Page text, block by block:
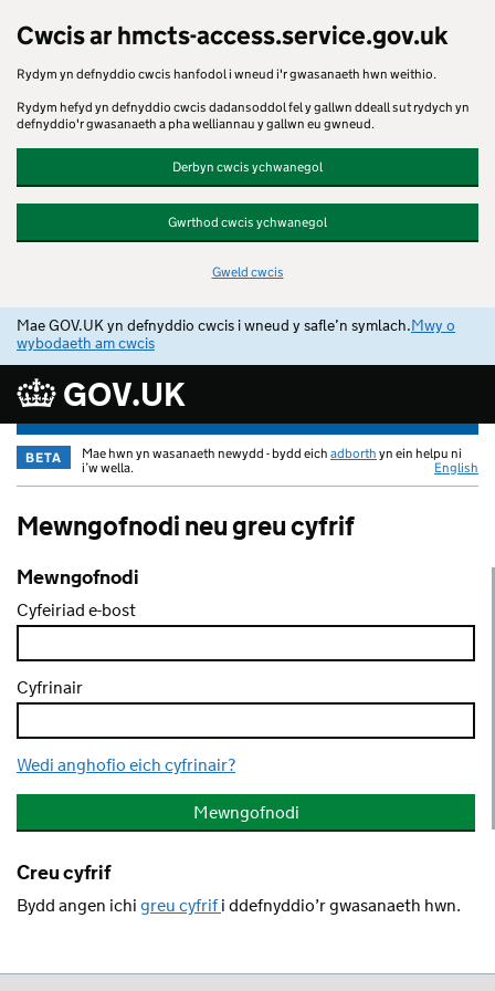
Cwcis ar hmcts-access.service.gov.uk
Rydym yn defnyddio cwcis hanfodol i wneud i'r gwasanaeth hwn weithio.
Rydym hefyd yn defnyddio cwcis dadansoddol fel y gallwn ddeall sut rydych yn
defnyddio'r gwasanaeth a pha welliannau y gallwn eu gwneud.
Derbyn cwcis ychwanegol
Gwrthod cwcis ychwanegol
Gweld cwcis
Mae GOV.UK yn defnyddio cwcis i wneud y safle’n symlach.Mwy o
wybodaeth am cwcis
GOV.UK
BETA Mae hwn yn wasanaeth newydd - bydd eich adborth yn ein helpu ni
i’w wella.
English
Mewngofnodi neu greu cyfrif
Mewngofnodi
Cyfeiriad e-bost
Cyfrinair
Wedi anghofio eich cyfrinair?
Creu cyfrif
Bydd angen ichigreu cyfrifi ddefnyddio’r gwasanaeth hwn.